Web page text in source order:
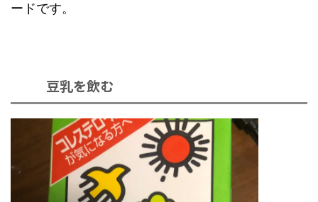
ードです。
豆乳を飲む